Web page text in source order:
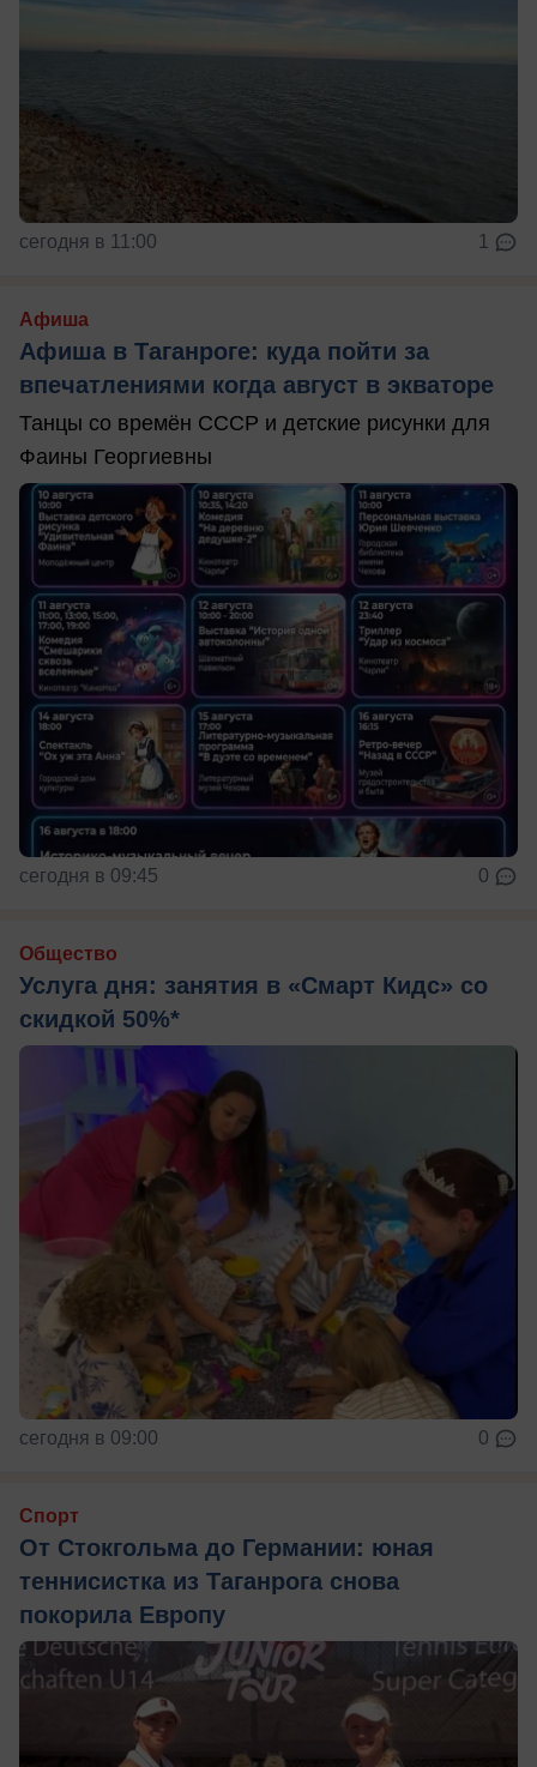
сегодня в 11:00 1
Афиша
Афиша в Таганроге: куда пойти за
впечатлениями когда август в экваторе
Танцы со времён СССР и детские рисунки для
Фаины Георгиевны
сегодня в 09:45 0
Общество
Услуга дня: занятия в «Смарт Кидс» со
скидкой 50%*
сегодня в 09:00 0
Спорт
От Стокгольма до Германии: юная
теннисистка из Таганрога снова
покорила Европу